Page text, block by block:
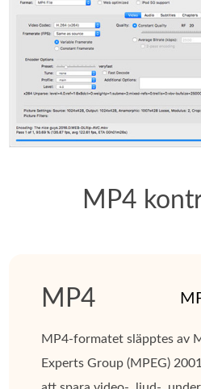
MP4
MP4
MP4-formatet släpptes av
Experts Group (MPEG)